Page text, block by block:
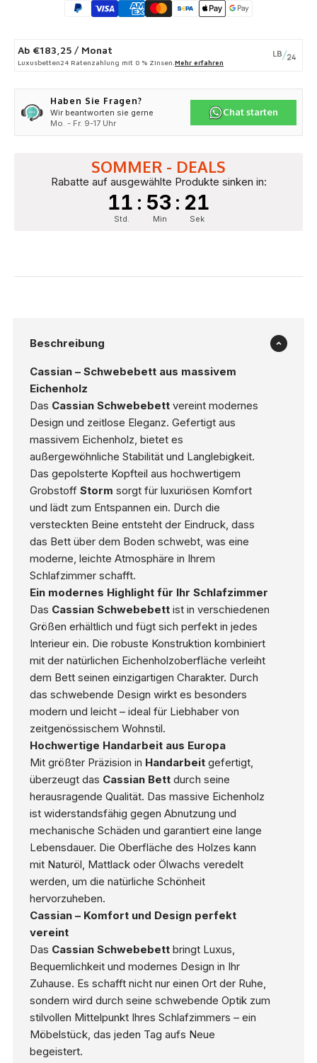
Ab €183,25 / Monat
Luxusbetten24 Ratenzahlung mit 0 % Zinsen. Mehr erfahren
Haben Sie Fragen?
Wir beantworten sie gerne
Mo. - Fr. 9-17 Uhr
Chat starten
SOMMER - DEALS
Rabatte auf ausgewählte Produkte sinken in:
11 : 53 : 20
Std. Min Sek
Beschreibung
Cassian – Schwebebett aus massivem
Eichenholz
Das Cassian Schwebebettvereint modernes
Design und zeitlose Eleganz. Gefertigt aus
massivem Eichenholz, bietet es
außergewöhnliche Stabilität und Langlebigkeit.
Das gepolsterte Kopfteil aus hochwertigem
Grobstoff Storm sorgt für luxuriösen Komfort
und lädt zum Entspannen ein. Durch die
versteckten Beine entsteht der Eindruck, dass
das Bett über dem Boden schwebt, was eine
moderne, leichte Atmosphäre in Ihrem
Schlafzimmer schafft.
Ein modernes Highlight für Ihr Schlafzimmer
Das Cassian Schwebebettist in verschiedenen
Größen erhältlich und fügt sich perfekt in jedes
Interieur ein. Die robuste Konstruktion kombiniert
mit der natürlichen Eichenholzoberfläche verleiht
dem Bett seinen einzigartigen Charakter. Durch
das schwebende Design wirkt es besonders
modern und leicht – ideal für Liebhaber von
zeitgenössischem Wohnstil.
Hochwertige Handarbeit aus Europa
Mit größter Präzision in Handarbeitgefertigt,
überzeugt das Cassian Bettdurch seine
herausragende Qualität. Das massive Eichenholz
ist widerstandsfähig gegen Abnutzung und
mechanische Schäden und garantiert eine lange
Lebensdauer. Die Oberfläche des Holzes kann
mit Naturöl, Mattlack oder Ölwachs veredelt
werden, um die natürliche Schönheit
hervorzuheben.
Cassian – Komfort und Design perfekt
vereint
Das Cassian Schwebebettbringt Luxus,
Bequemlichkeit und modernes Design in Ihr
Zuhause. Es schafft nicht nur einen Ort der Ruhe,
sondern wird durch seine schwebende Optik zum
stilvollen Mittelpunkt Ihres Schlafzimmers – ein
Möbelstück, das jeden Tag aufs Neue
begeistert.